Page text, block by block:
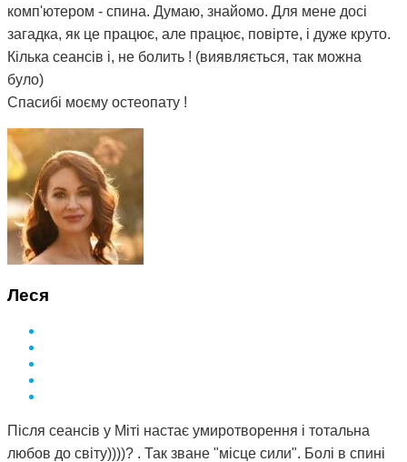
комп'ютером - спина. Думаю, знайомо. Для мене досі
загадка, як це працює, але працює, повірте, і дуже круто.
Кілька сеансів і, не болить ! (виявляється, так можна
було)
Спасибі моєму остеопату !
Леся
Після сеансів у Міті настає умиротворення і тотальна
любов до світу))))? . Так зване "місце сили". Болі в спині